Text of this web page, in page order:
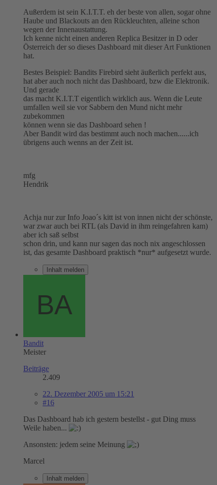
Außerdem ist sein K.I.T.T. eh der beste von allen, sogar ohne
Haube und Blackouts an den Rückleuchten, alleine schon
wegen der Innenaustattung.
Ich kenne nicht einen anderen Replica Besitzer in D oder
Österreich der so dieses Dashboard mit dieser Art Funktionen
hat.
Bestes Beispiel: Bandits Firebird sieht äußerlich perfekt aus,
hat aber auch noch nicht das Dashboard, bzw die Elektronik.
Und gerade
das macht K.I.T.T eigentlich wirklich aus. Wenn die Leute
umfallen weil sie vor Sabbern den Mund nicht mehr
zubekommen
können wenn sie das Dashboard sehen !
Aber Bandit wird das bestimmt auch noch machen......ich
übrigens auch wenns an der Zeit ist.
mfg
Hendrik
Achja nur zur Info Joao´s kitt ist von innen nicht der schönste,
war zwar auch bei RTL (als David in ihm reingefahren kam)
aber ich saß selbst
schon drin, und kann nur sagen das noch nix angeschlossen
ist, das gesamte Dashboard praktisch *nur* aufgesetzt wurde.
Inhalt melden
Bandit
Meister
Beiträge
2.409
22. Dezember 2005 um 15:21
#16
Das Dashboard hab ich gestern bestellst - gut Ding muss
Weile haben...
Ansonsten: jedem seine Meinung
Marcel
Inhalt melden